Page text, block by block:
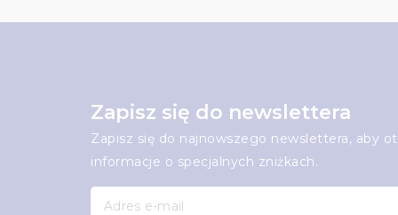
Zapisz się do newslettera
Zapisz się do najnowszego newslettera, aby
informacje o specjalnych zniżkach.